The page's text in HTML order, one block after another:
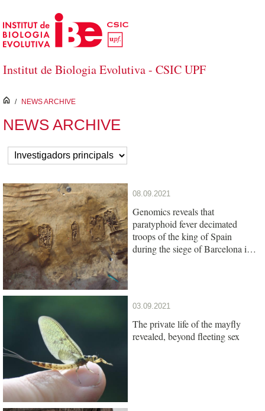
Skip to Main Content
Institut de Biologia Evolutiva - CSIC UPF
inici
/ NEWS ARCHIVE
NEWS ARCHIVE
08.09.2021
Genomics reveals that
paratyphoid fever decimated
troops of the king of Spain
during the siege of Barcelona in
03.09.2021
The private life of the mayfly
revealed, beyond fleeting sex